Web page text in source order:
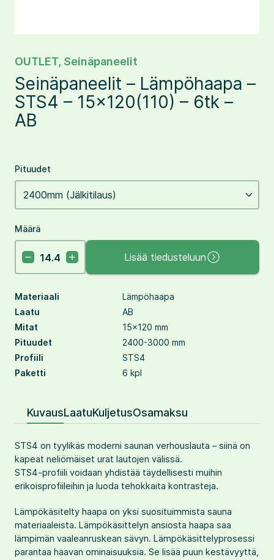
OUTLET, Seinäpaneelit
Seinäpaneelit – Lämpöhaapa –
STS4 – 15×120(110) – 6tk –
AB
Pituudet
Määrä
Lisää tiedusteluun
Materiaali
Lämpöhaapa
Laatu
AB
Mitat
15×120 mm
Pituudet
2400-3000 mm
Profiili
STS4
Paketti
6 kpl
KuvausLaatuKuljetusOsamaksu
STS4 on tyylikäs moderni saunan verhouslauta – siinä on
kapeat neliömäiset urat lautojen välissä.
STS4-profiili voidaan yhdistää täydellisesti muihin
erikoisprofiileihin ja luoda tehokkaita kontrasteja.
Lämpökäsitelty haapa on yksi suosituimmista sauna
materiaaleista. Lämpökäsittelyn ansiosta haapa saa
lämpimän vaaleanruskean sävyn. Lämpökäsittelyprosessi
parantaa haavan ominaisuuksia. Se lisää puun kestävyyttä,